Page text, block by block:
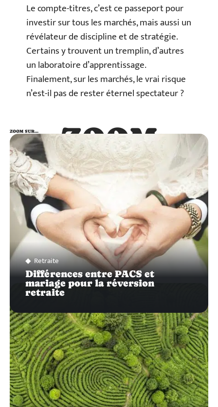
Le compte-titres, c’est ce passeport pour
investir sur tous les marchés, mais aussi un
révélateur de discipline et de stratégie.
Certains y trouvent un tremplin, d’autres
un laboratoire d’apprentissage.
Finalement, sur les marchés, le vrai risque
n’est-il pas de rester éternel spectateur ?
ZOOM
SUR…
ZOOM SUR…
Retraite
Différences entre PACS et
mariage pour la réversion
retraite